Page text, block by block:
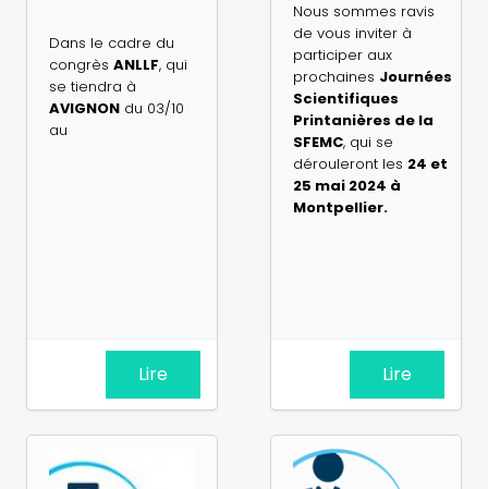
Dans le cadre du
congrès ANLLF, qui
se tiendra à
AVIGNON du 03/10
au
Lire
Nous sommes ravis
de vous inviter à
participer aux
prochaines Journées
Scientifiques
Printanières de la
SFEMC, qui se
dérouleront les 24 et
25 mai 2024 à
Montpellier.
Lire
Image Image